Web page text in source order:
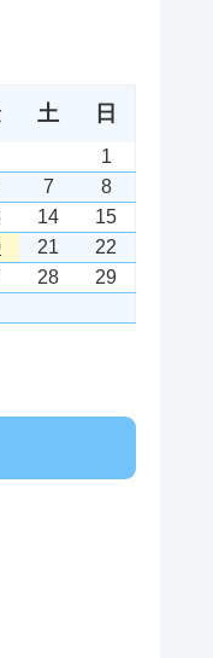
土 日
1
7
8
14
15
21
22
28
29